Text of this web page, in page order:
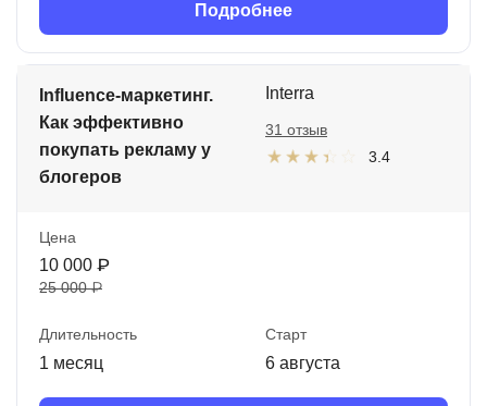
Подробнее
Influence-маркетинг.
Как эффективно
покупать рекламу у
блогеров
Interra
3.4
31 отзыв
Цена
10 000 ₽
25 000 ₽
Длительность
1 месяц
Старт
6 августа